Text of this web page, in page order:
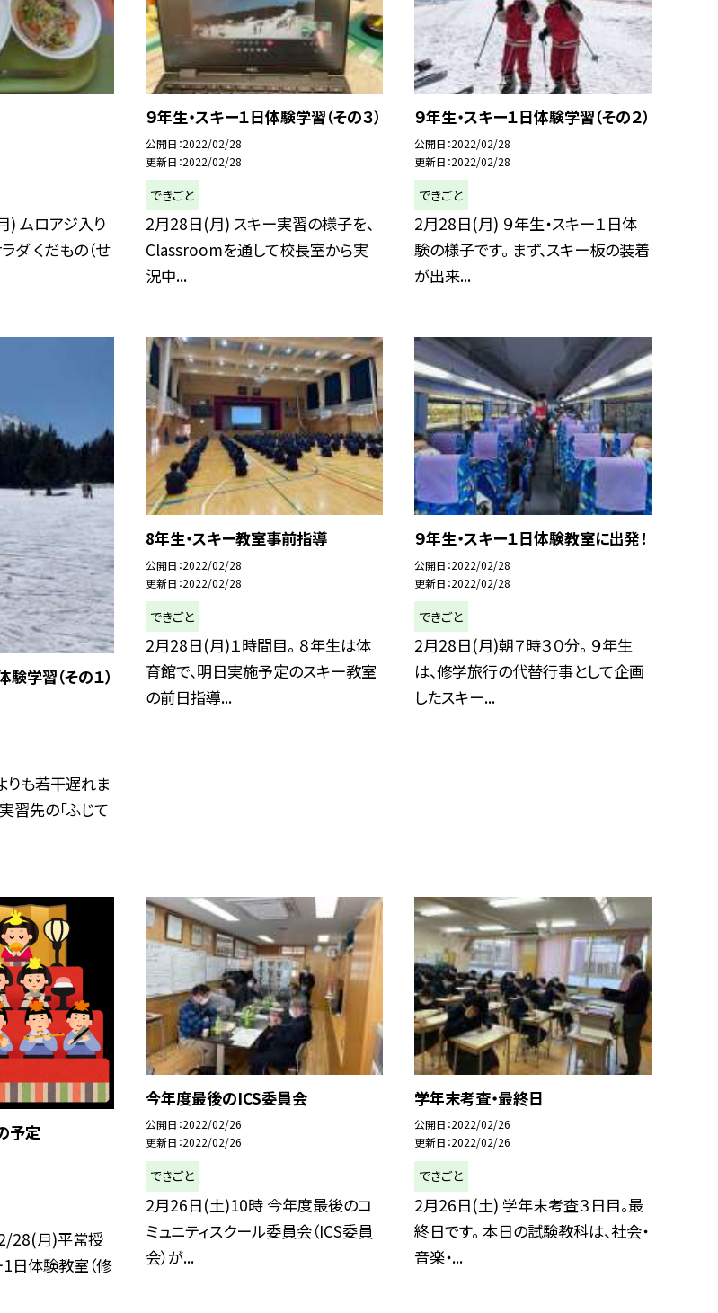
ムロアジ入り
ダ くだもの（せ
９年生・スキー１日体験学習（その３）
公開日 2022/02/28
更新日 2022/02/28
できごと
2月28日(月) スキー実習の様子を、
Classroomを通して校長室から実
況中...
９年生・スキー１日体験学習（その２）
公開日 2022/02/28
更新日 2022/02/28
できごと
2月28日(月) ９年生・スキー１日体
験の様子です。 まず、スキー板の装着
が出来...
験学習（その１）
も若干遅れま
習先の「ふじて
8年生・スキー教室事前指導
公開日 2022/02/28
更新日 2022/02/28
できごと
2月28日(月)１時間目。 ８年生は体
育館で、明日実施予定のスキー教室
の前日指導...
９年生・スキー１日体験教室に出発！
公開日 2022/02/28
更新日 2022/02/28
できごと
2月28日(月)朝７時３０分。 ９年生
は、修学旅行の代替行事として企画
したスキー...
予定
2/28(月)平常授
日体験教室（修
今年度最後のICS委員会
公開日 2022/02/26
更新日 2022/02/26
できごと
2月26日(土)10時 今年度最後のコ
ミュニティスクール委員会（ICS委員
会）が...
学年末考査・最終日
公開日 2022/02/26
更新日 2022/02/26
できごと
2月26日(土) 学年末考査３日目。最
終日です。 本日の試験教科は、社会・
音楽・...